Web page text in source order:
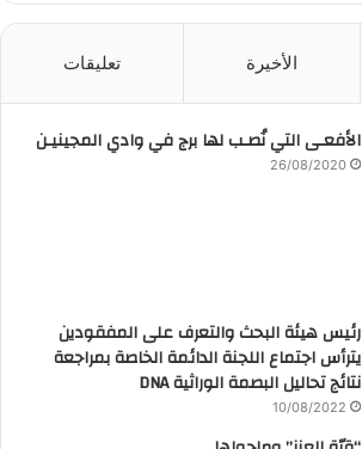
الأخيرة تعليقات
الأفعـى التي نُصـب لها برج في وادي المجينيـن
26/08/2020
رئيس هيئة البحث والتعرف على المفقودين
يترأس اجتماع اللجنة الدائمة الخاصة بمراجعة
نتائج تحاليل البصمة الوراثية DNA
10/08/2022